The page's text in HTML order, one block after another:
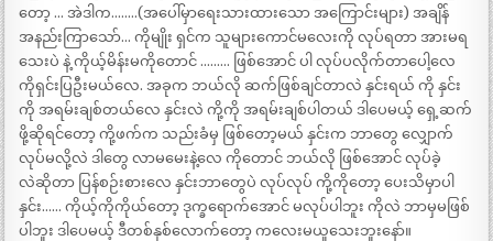
တော့ … အဲဒါက……..(အပေါ်မှာရေးသားထားသော အကြောင်းများ) အချိန်
အနည်းကြာသော်… ကိုမျိုး ရှင်က သူများကောင်မလေးကို လုပ်ရတာ အားမရ
သေးပဲ နဲ့ ကိုယ့်မိန်းမကိုတောင် ……… ဖြစ်အောင် ပါ လုပ်ပလိုက်တာပေါ့လေ
ကိုရှင်းပြဦးမယ်လေ. အခုက ဘယ်လို ဆက်ဖြစ်ချင်တာလဲ နှင်းရယ် ကို နှင်း
ကို အရမ်းချစ်တယ်လေ နှင်းလဲ ကို့ကို အရမ်းချစ်ပါတယ် ဒါပေမယ့် ရှေ့ဆက်
ဖို့ဆိုရင်တော့ ကို့ဖက်က သည်းခံမှ ဖြစ်တော့မယ် နှင်းက ဘာတွေ လျှောက်
လုပ်မလို့လဲ ဒါတွေ လာမမေးနဲ့လေ ကိုတောင် ဘယ်လို ဖြစ်အောင် လုပ်ခဲ့
လဲဆိုတာ ပြန်စဉ်းစားလေ နှင်းဘာတွေပဲ လုပ်လုပ် ကို့ကိုတော့ ပေးသိမှာပါ
နှင်း…… ကိုယ့်ကိုကိုယ်တော့ ဒုက္ခရောက်အောင် မလုပ်ပါဘူး ကိုလဲ ဘာမှမဖြစ်
ပါဘူး ဒါပေမယ့် ဒီတစ်နှစ်လောက်တော့ ကလေးမယူသေးဘူးနော်။